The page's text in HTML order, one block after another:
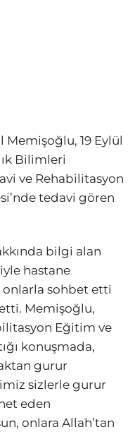
Memişoğlu, 19 Eylül
Bilimleri
ve Rehabilitasyon
tedavi gören
bilgi alan
hastane
onlarla sohbet etti
Memişoğlu,
Eğitim ve
konuşmada,
gurur
sizlerle gurur
eden
onlara Allah’tan